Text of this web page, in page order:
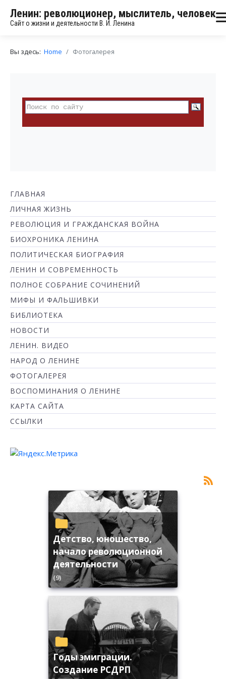
Ленин: революционер, мыслитель, человек
Сайт о жизни и деятельности В. И. Ленина
Вы здесь: Home Фотогалерея
ГЛАВНАЯ
ЛИЧНАЯ ЖИЗНЬ
РЕВОЛЮЦИЯ И ГРАЖДАНСКАЯ ВОЙНА
БИОХРОНИКА ЛЕНИНА
ПОЛИТИЧЕСКАЯ БИОГРАФИЯ
ЛЕНИН И СОВРЕМЕННОСТЬ
ПОЛНОЕ СОБРАНИЕ СОЧИНЕНИЙ
МИФЫ И ФАЛЬШИВКИ
БИБЛИОТЕКА
НОВОСТИ
ЛЕНИН. ВИДЕО
НАРОД О ЛЕНИНЕ
ФОТОГАЛЕРЕЯ
ВОСПОМИНАНИЯ О ЛЕНИНЕ
КАРТА САЙТА
ССЫЛКИ
Детство, юношество,
начало революционной
деятельности
(9)
Годы эмиграции.
Создание РСДРП